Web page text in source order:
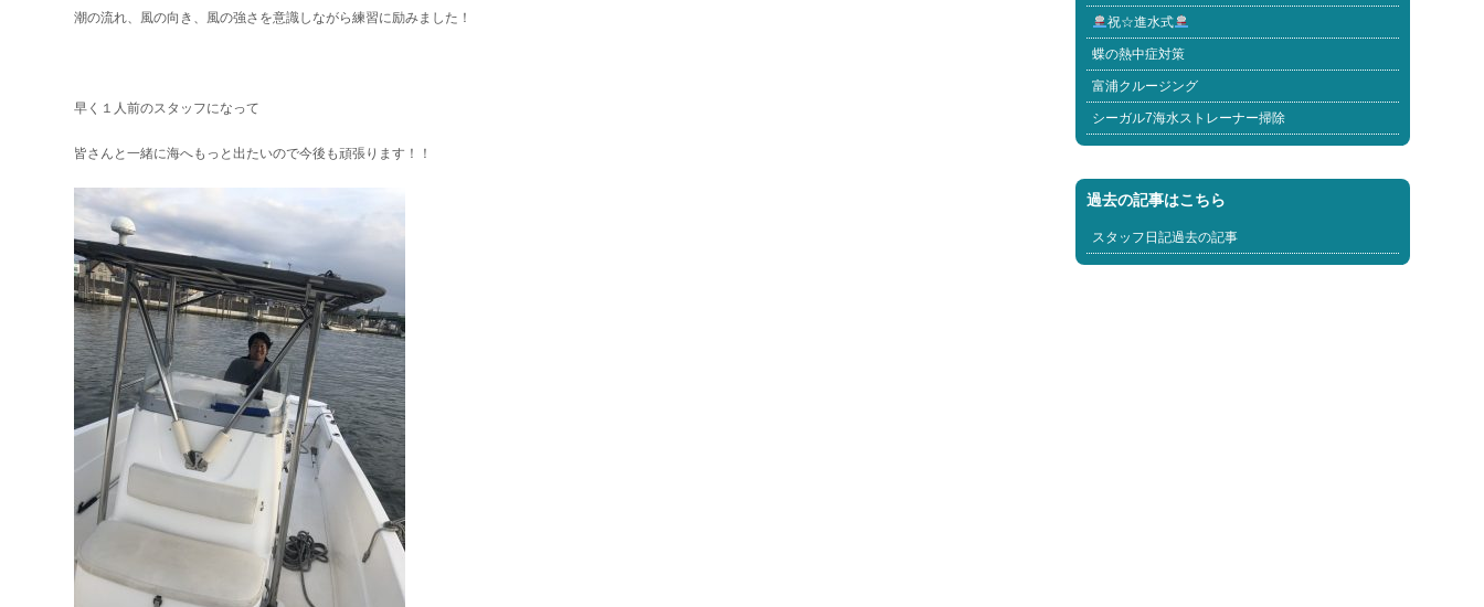
潮の流れ、風の向き、風の強さを意識しながら練習に励みました！
早く１人前のスタッフになって
皆さんと一緒に海へもっと出たいので今後も頑張ります！！
祝☆進水式
蝶の熱中症対策
富浦クルージング
シーガル7海水ストレーナー掃除
過去の記事はこちら
スタッフ日記過去の記事